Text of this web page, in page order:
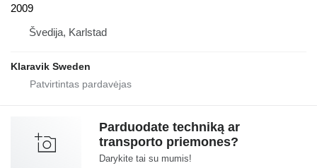
2009
Švedija, Karlstad
Klaravik Sweden
Parduodate techniką ar
transporto priemones?
Darykite tai su mumis!